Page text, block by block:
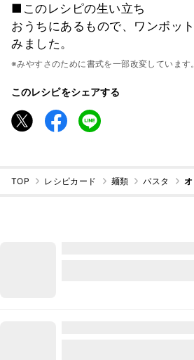
■このレシピの生い立ち
おうちにあるもので、ワンポッ
みました。
※みやすさのために書式を一部改変しています。
このレシピをシェアする
TOP レシピカード 麺類 パスタ